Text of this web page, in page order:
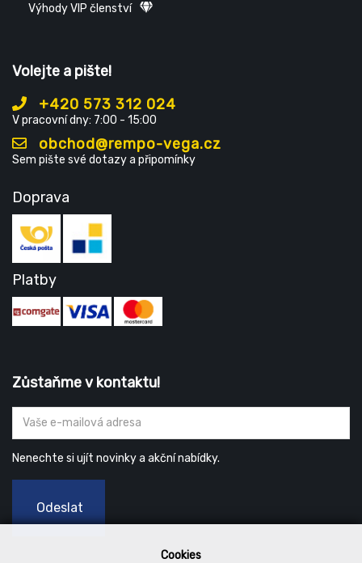
Cookies
Výhody VIP členství
Volejte a pište!
+420 573 312 024
V pracovní dny: 7:00 - 15:00
obchod@rempo-vega.cz
Sem pište své dotazy a připomínky
Doprava
Platby
Zůstaňme v kontaktu!
Nenechte si ujít novinky a akční nabídky.
Odeslat